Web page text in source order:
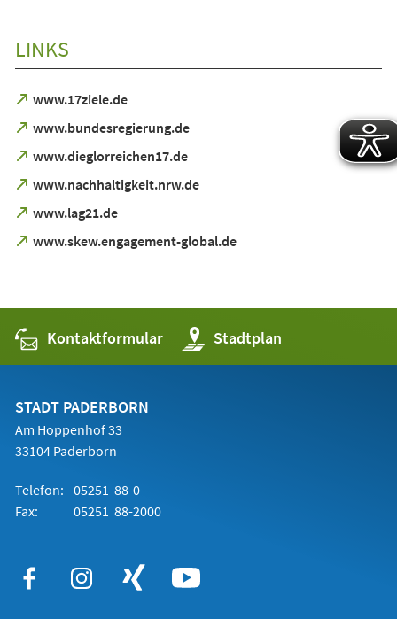
LINKS
www.17ziele.de
(Öffnet
einem
neuen
www.bundesregierung.de
(Öffnet
einem
neuen
www.dieglorreichen17.de
(Öffnet
einem
neuen
www.nachhaltigkeit.nrw.de
(Öffnet
einem
neuen
www.lag21.de
(Öffnet
einemwww.skew.engagement-global.de
(Öffnet
Tab)
Kontaktformular Stadtplan
(Öffnet
in
einem
STADT PADERBORN
Am Hoppenhof 33
33104 Paderborn
Telefon: 05251 88-0
Fax:
05251 88-2000